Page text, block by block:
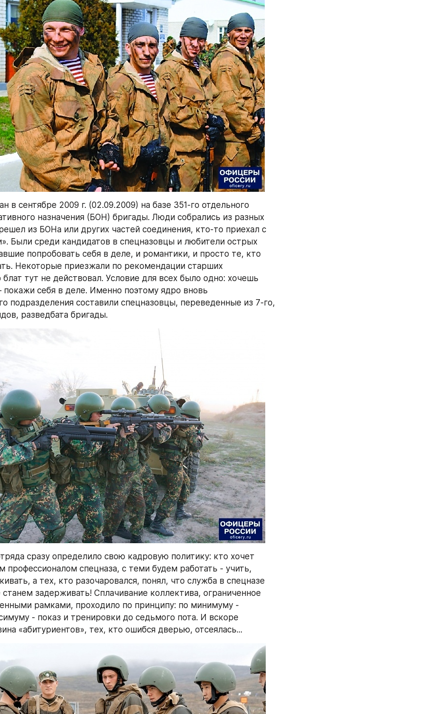
в сентябре 2009 г. (02.09.2009) на базе 351-го отдельного
назначения (БОН) бригады. Люди собрались из разных
из БОНа или других частей соединения, кто-то приехал с
Были среди кандидатов в спецназовцы и любители острых
попробовать себя в деле, и романтики, и просто те, кто
Некоторые приезжали по рекомендации старших
блат тут не действовал. Условие для всех было одно: хочешь
покажи себя в деле. Именно поэтому ядро вновь
подразделения составили спецназовцы, переведенные из 7-го,
разведбата бригады.
сразу определило свою кадровую политику: кто хочет
профессионалом спецназа, с теми будем работать - учить,
а тех, кто разочаровался, понял, что служба в спецназе
станем задерживать! Сплачивание коллектива, ограниченное
рамками, проходило по принципу: по минимуму -
- показ и тренировки до седьмого пота. И вскоре
«абитуриентов», тех, кто ошибся дверью, отсеялась...